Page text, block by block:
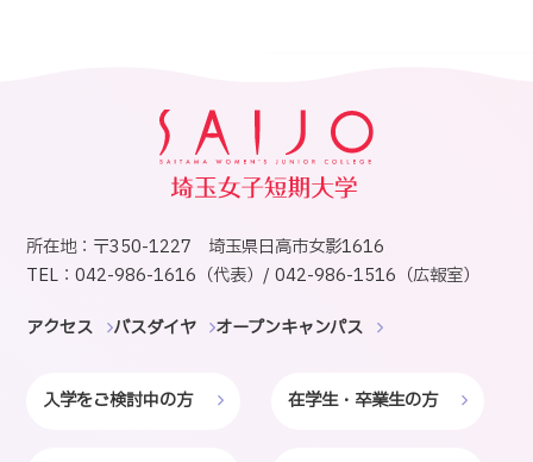
所在地：〒350-1227 埼玉県日高市女影1616
TEL：042-986-1616（代表）/ 042-986-1516（広報室）
アクセス バスダイヤ オープンキャンパス
入学をご検討中の方 在学生・卒業生の方